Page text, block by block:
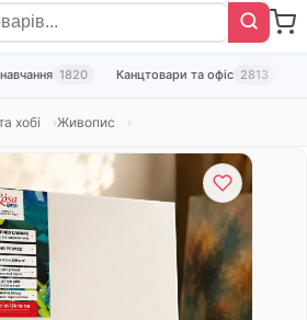
1820 Канцтовари та офіс 2813
хобі Живопис